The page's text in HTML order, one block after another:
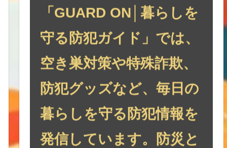
「GUARD ON│暮らしを
守る防犯ガイド」では、
空き巣対策や特殊詐欺、
防犯グッズなど、毎日の
暮らしを守る防犯情報を
発信しています。防災と